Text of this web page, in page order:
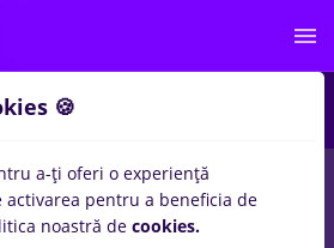
inBucurestipentru
🍪
a-ți oferi o experiență
activarea pentru a beneficia de
noastră de cookies.